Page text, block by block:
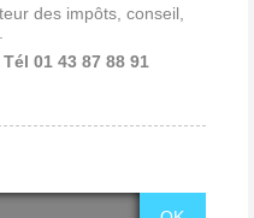
des impôts, conseil,
Tél 01 43 87 88 91